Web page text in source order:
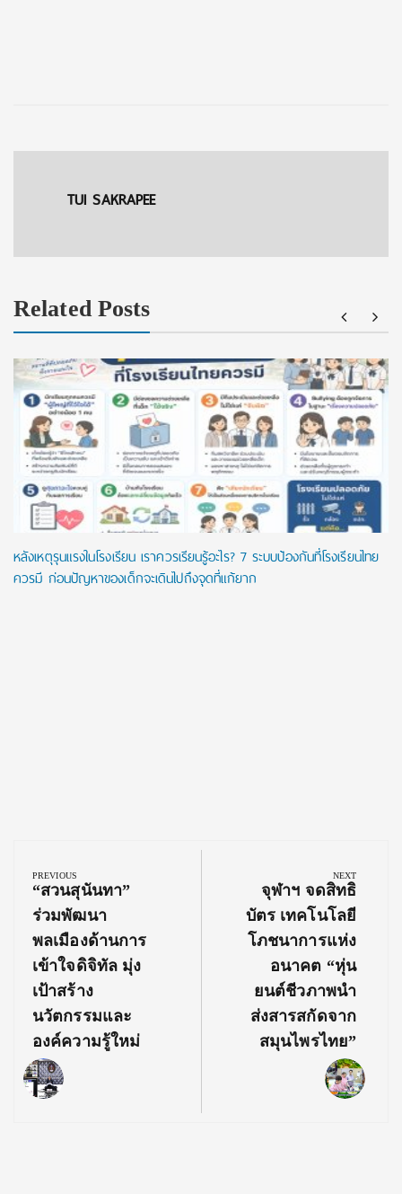
TUI SAKRAPEE
Related Posts
หลังเหตุรุนแรงในโรงเรียน เราควรเรียนรู้อะไร? 7 ระบบป้องกันที่โรงเรียนไทย
ควรมี ก่อนปัญหาของเด็กจะเดินไปถึงจุดที่แก้ยาก
navigation
PREVIOUS
Previous
Post:
“สวนสุนันทา”
ร่วมพัฒนา
พลเมืองด้านการ
เข้าใจดิจิทัล มุ่ง
เป้าสร้าง
นวัตกรรมและ
องค์ความรู้ใหม่
NEXT
Next
Post:
จุฬาฯ จดสิทธิ
บัตร เทคโนโลยี
โภชนาการแห่ง
อนาคต “หุ่น
ยนต์ชีวภาพนำ
ส่งสารสกัดจาก
สมุนไพรไทย”